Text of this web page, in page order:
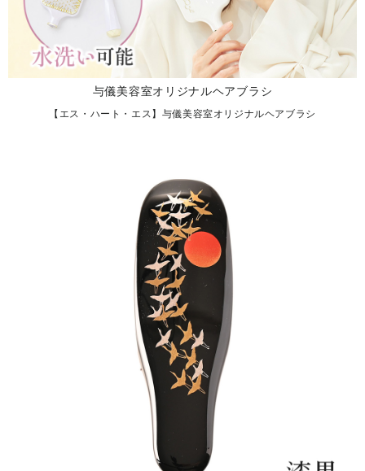
与儀美容室オリジナルヘアブラシ
【エス・ハート・エス】与儀美容室オリジナルヘアブラシ